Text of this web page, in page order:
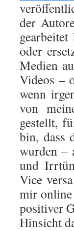
der
oder
Medien
Videos –
wenn
von
gestellt,
bin, dass
wurden –
und
Vice
mir online
positiver
Hinsicht